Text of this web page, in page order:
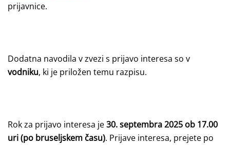
prijavnice.
Dodatna navodila v zvezi s prijavo interesa so v
vodniku, ki je priložen temu razpisu.
Rok za prijavo interesa je30. septembra 2025 ob 17.00
uri (po bruseljskem času). Prijave interesa, prejete po